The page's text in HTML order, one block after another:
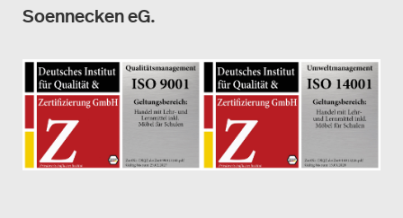
Soennecken eG.